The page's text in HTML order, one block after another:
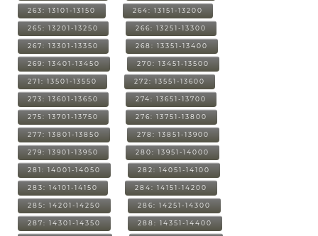
263: 13101-13150 264: 13151-13200
265: 13201-13250 266: 13251-13300
267: 13301-13350 268: 13351-13400
269: 13401-13450 270: 13451-13500
271: 13501-13550 272: 13551-13600
273: 13601-13650 274: 13651-13700
275: 13701-13750 276: 13751-13800
277: 13801-13850 278: 13851-13900
279: 13901-13950 280: 13951-14000
281: 14001-14050 282: 14051-14100
283: 14101-14150 284: 14151-14200
285: 14201-14250 286: 14251-14300
287: 14301-14350 288: 14351-14400